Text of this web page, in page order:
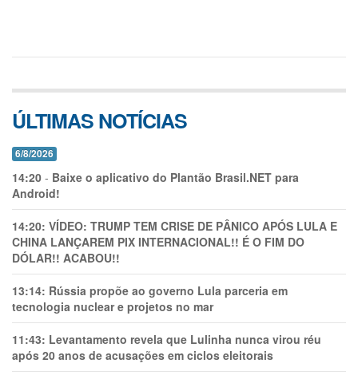
ÚLTIMAS NOTÍCIAS
6/8/2026
14:20 - Baixe o aplicativo do Plantão Brasil.NET para
Android!
14:20: VÍDEO: TRUMP TEM CRlSE DE PÂNlCO APÓS LULA E
CHINA LANÇAREM PIX INTERNACIONAL!! É O FIM DO
DÓLAR!! ACABOU!!
13:14: Rússia propõe ao governo Lula parceria em
tecnologia nuclear e projetos no mar
11:43: Levantamento revela que Lulinha nunca virou réu
após 20 anos de acusações em ciclos eleitorais